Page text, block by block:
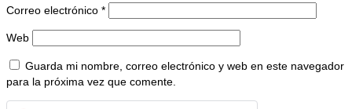
Correo electrónico *
Web
Guarda mi nombre, correo electrónico y web en este navegador
para la próxima vez que comente.